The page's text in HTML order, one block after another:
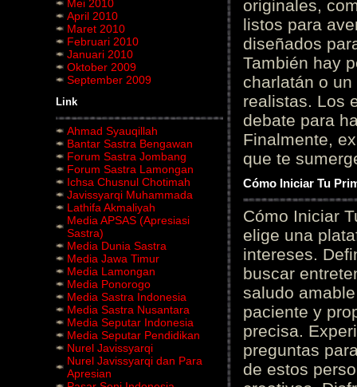
Mei 2010
April 2010
Maret 2010
Februari 2010
Januari 2010
Oktober 2009
September 2009
Link
Ahmad Syauqillah
Bantar Sastra Bengawan
Forum Sastra Jombang
Forum Sastra Lamongan
Ichsa Chusnul Chotimah
Javissyarqi Muhammada
Lathifa Akmaliyah
Media APSAS (Apresiasi
Sastra)
Media Dunia Sastra
Media Jawa Timur
Media Lamongan
Media Ponorogo
Media Sastra Indonesia
Media Sastra Nusantara
Media Seputar Indonesia
Media Seputar Pendidikan
Nurel Javissyarqi
Nurel Javissyarqi dan Para
Apresian
originales,
listos para
diseñados
También hay
charlatán o
realistas. Los
debate para
Finalmente,
que te
Cómo Iniciar Tu
Cómo Iniciar
elige una
intereses.
buscar
saludo
paciente y
precisa.
preguntas
de estos